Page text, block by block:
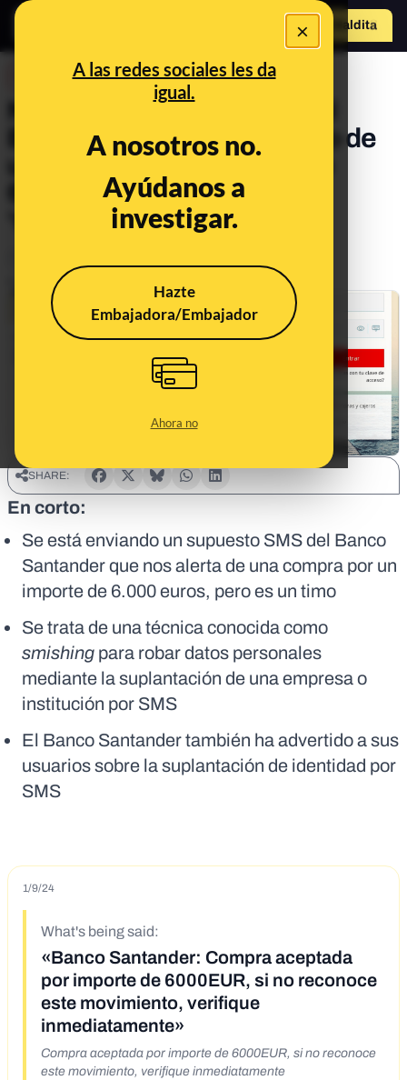
×
A las redes sociales les da
igual.
A nosotros no.
Ayúdanos a
investigar.
Hazte
Embajadora/Embajador
Ahora no
Hazte Maldito
No, este supuesto SMS del
Banco Santander alertando de
una compra por un valor de
6.000 euros no es real: es
‘smishing’
Publicado el
SHARE:
En corto:
Se está enviando un supuesto SMS del Banco
Santander que nos alerta de una compra por un
importe de 6.000 euros, pero es un timo
Se trata de una técnica conocida como
smishing para robar datos personales
mediante la suplantación de una empresa o
institución por SMS
El Banco Santander también ha advertido a sus
usuarios sobre la suplantación de identidad por
SMS
1/9/24
What's being said:
«Banco Santander: Compra aceptada
por importe de 6000EUR, si no reconoce
este movimiento, verifique
inmediatamente»
Compra aceptada por importe de 6000EUR, si no reconoce
este movimiento, verifique inmediatamente